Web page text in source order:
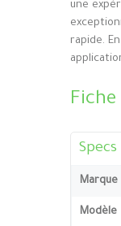
une
rapide.
Marque
Modèle